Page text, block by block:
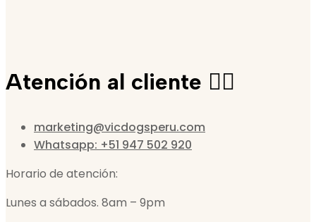
Atención al cliente 🙋‍♀️
marketing@vicdogsperu.com
Whatsapp: +51 947 502 920
Horario de atención:
Lunes a sábados. 8am – 9pm